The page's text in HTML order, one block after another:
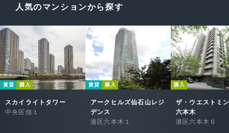
人気のマンションから探す
賃貸 購入
スカイライトタワー
中央区佃１
賃貸 購入
アークヒルズ仙石山レジ
デンス
港区六本木１
購入
ザ・ウエストミ
六本木
港区六本木６